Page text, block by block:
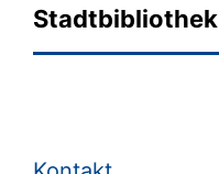
Stadtbibliothek